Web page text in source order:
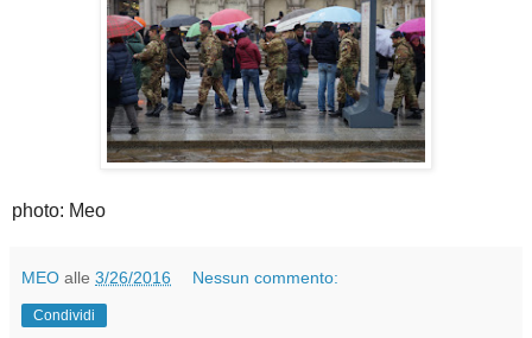
photo: Meo
MEO alle 3/26/2016 Nessun commento:
Condividi